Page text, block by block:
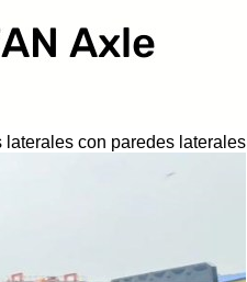
con paredes laterales